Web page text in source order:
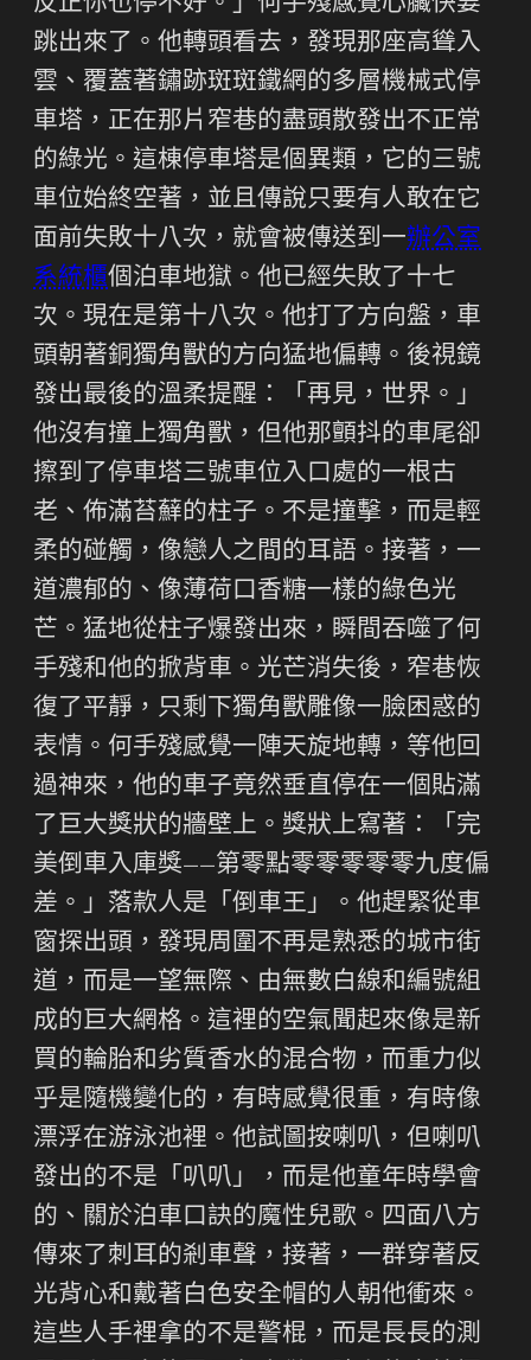
跳出來了。他轉頭看去，發現那座高聳入
雲、覆蓋著鏽跡斑斑鐵網的多層機械式停
車塔，正在那片窄巷的盡頭散發出不正常
的綠光。這棟停車塔是個異類，它的三號
車位始終空著，並且傳說只要有人敢在它
面前失敗十八次，就會被傳送到一辦公室
系統櫃個泊車地獄。他已經失敗了十七
次。現在是第十八次。他打了方向盤，車
頭朝著銅獨角獸的方向猛地偏轉。後視鏡
發出最後的溫柔提醒：「再見，世界。」
他沒有撞上獨角獸，但他那顫抖的車尾卻
擦到了停車塔三號車位入口處的一根古
老、佈滿苔蘚的柱子。不是撞擊，而是輕
柔的碰觸，像戀人之間的耳語。接著，一
道濃郁的、像薄荷口香糖一樣的綠色光
芒。猛地從柱子爆發出來，瞬間吞噬了何
手殘和他的掀背車。光芒消失後，窄巷恢
復了平靜，只剩下獨角獸雕像一臉困惑的
表情。何手殘感覺一陣天旋地轉，等他回
過神來，他的車子竟然垂直停在一個貼滿
了巨大獎狀的牆壁上。獎狀上寫著：「完
美倒車入庫獎——第零點零零零零零九度偏
差。」落款人是「倒車王」。他趕緊從車
窗探出頭，發現周圍不再是熟悉的城市街
道，而是一望無際、由無數白線和編號組
成的巨大網格。這裡的空氣聞起來像是新
買的輪胎和劣質香水的混合物，而重力似
乎是隨機變化的，有時感覺很重，有時像
漂浮在游泳池裡。他試圖按喇叭，但喇叭
發出的不是「叭叭」，而是他童年時學會
的、關於泊車口訣的魔性兒歌。四面八方
傳來了刺耳的剎車聲，接著，一群穿著反
光背心和戴著白色安全帽的人朝他衝來。
這些人手裡拿的不是警棍，而是長長的測